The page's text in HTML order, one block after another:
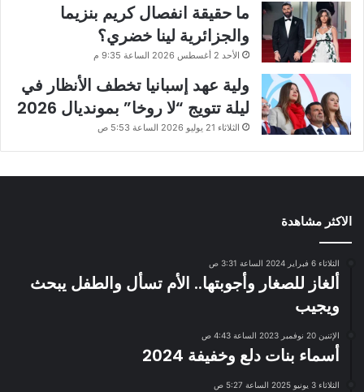
ما حقيقة انفصال كريم بنزيما
والجزائرية لينا خضري؟
الأحد 2 أغسطس 2026 الساعة 9:35 م
ولية عهد إسبانيا تخطف الأنظار في
ليلة تتويج “لا روخا” بمونديال 2026
الثلاثاء 21 يوليو 2026 الساعة 5:53 ص
الاكثر مشاهدة
الثلاثاء 6 فبراير 2024 الساعة 3:31 ص
ألغاز للصغار وأجوبتها.. الأم تسأل والطفل يبحث
ويجيب
الإثنين 20 نوفمبر 2023 الساعة 4:43 ص
أسماء بنات دلع وخفيفة 2024
الثلاثاء 3 يونيو 2025 الساعة 5:27 ص